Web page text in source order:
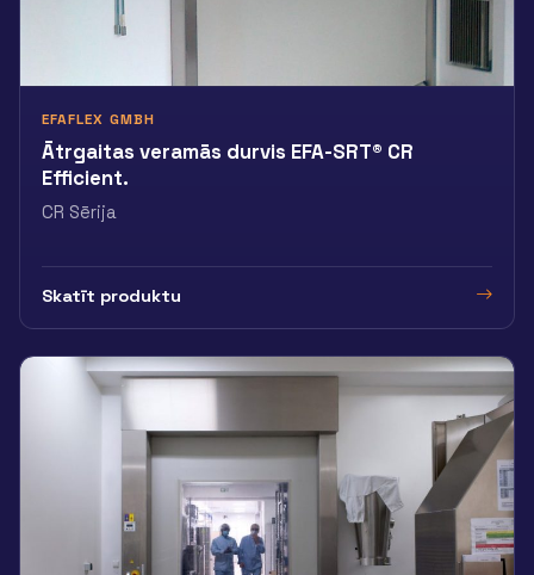
EFAFLEX GMBH
Ātrgaitas veramās durvis EFA-SRT® CR
Efficient.
CR Sērija
Skatīt produktu